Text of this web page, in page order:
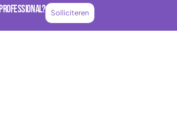
Solliciteren